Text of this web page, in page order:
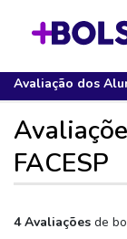
FACESP
Cursos
Avaliação dos
FACESP
4 Avaliações de